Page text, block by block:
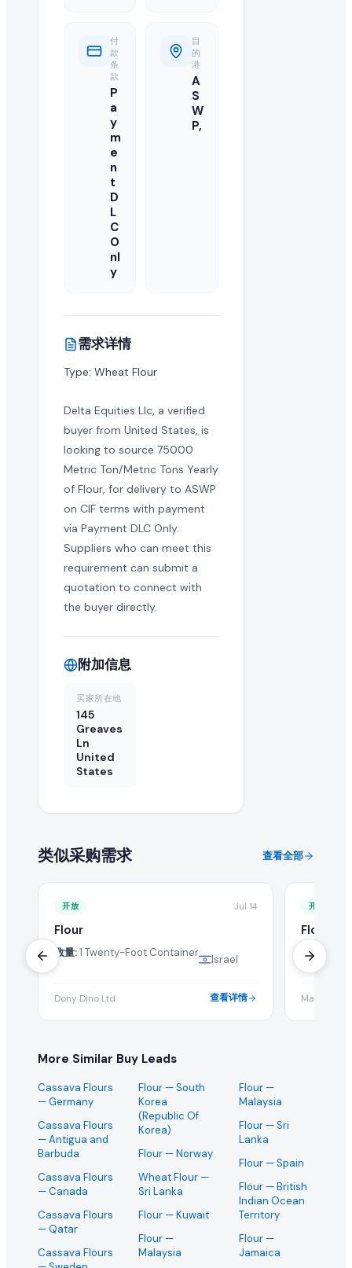
还有其他买家在寻找 flour 吗?
有的,您可以浏览本页的"类似采购需求"栏目,或在我们的全球
如何成为 flour 的认证供应商?
您可以在 EximNext 免费注册并完善企业资料以成为认证制
此次进口需要什么样的运输条款?
买家要求的具体运输条款(例如 CIF、FOB、EXW)列于此 flour
这是一次性采购还是长期的批量订单需求?
买家通常寻求长期的制造合作伙伴。您可以与买家澄清此
当然可以。EximNext 是全球 B2B 市场,我们鼓励任何有能力
这个 RFQ 需要多快回复?
活跃的采购需求具有时效性。我们建议尽快提交您的 flour 批
是否需要提供产品样品?
批量进口 flour 的买家通常在敲定大合同前会要求样品。您可
什么是成功的 flour 报价?
成功的报价提供有竞争力的批量价格、清晰的贸易就绪条款
在 EximNext 查看采购需求是否免费?
浏览采购需求目录是免费的。但提交报价和获取高级买家联
付
款
条
款
P
a
y
m
e
n
t
D
L
C
O
nl
y
目
的
港
A
S
W
P,
需求详情
Type: Wheat Flour
Delta Equities Llc, a verified
buyer from United States, is
looking to source 75000
Metric Ton/Metric Tons Yearly
of Flour, for delivery to ASWP
on CIF terms with payment
via Payment DLC Only.
Suppliers who can meet this
requirement can submit a
quotation to connect with
the buyer directly.
附加信息
买家所在地
145
Greaves
Ln
United
States
类似采购需求 查看全部
开放 Jul 14
Flour
数量:1 Twenty-Foot Container
Israel
Dony Dino Ltd 查看详情
开放
Flour
数量:
Maria
More Similar Buy Leads
Cassava Flours
— Germany
Cassava Flours
— Antigua and
Barbuda
Cassava Flours
— Canada
Cassava Flours
— Qatar
Cassava Flours
Flour — South
Korea
(Republic Of
Korea)
Flour — Norway
Wheat Flour —
Sri Lanka
Flour — Kuwait
Flour —
Malaysia
Flour —
Malaysia
Flour — Sri
Lanka
Flour — Spain
Flour — British
Indian Ocean
Territory
Flour —
Jamaica